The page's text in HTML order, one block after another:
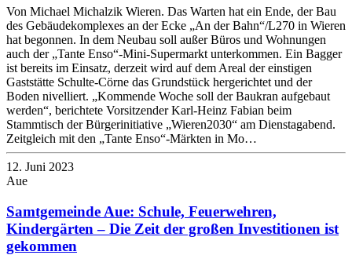
Von Michael Michalzik Wieren. Das Warten hat ein Ende, der Bau
des Gebäudekomplexes an der Ecke „An der Bahn“/L270 in Wieren
hat begonnen. In dem Neubau soll außer Büros und Wohnungen
auch der „Tante Enso“-Mini-Supermarkt unterkommen. Ein Bagger
ist bereits im Einsatz, derzeit wird auf dem Areal der einstigen
Gaststätte Schulte-Cörne das Grundstück hergerichtet und der
Boden nivelliert. „Kommende Woche soll der Baukran aufgebaut
werden“, berichtete Vorsitzender Karl-Heinz Fabian beim
Stammtisch der Bürgerinitiative „Wieren2030“ am Dienstagabend.
Zeitgleich mit den „Tante Enso“-Märkten in Mo…
12. Juni 2023
Aue
Samtgemeinde Aue: Schule, Feuerwehren,
Kindergärten – Die Zeit der großen Investitionen ist
gekommen